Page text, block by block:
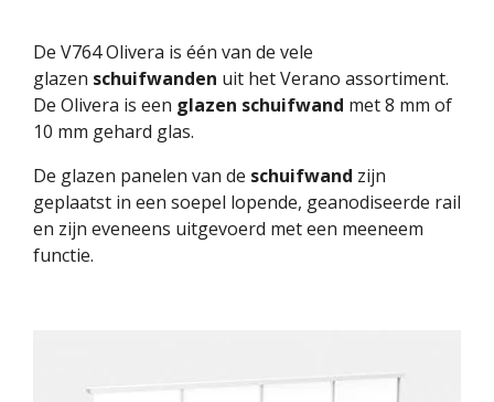
De V764 Olivera is één van de vele
glazen schuifwanden uit het Verano assortiment.
De Olivera is een glazen schuifwand met 8 mm of
10 mm gehard glas.
De glazen panelen van de schuifwand zijn
geplaatst in een soepel lopende, geanodiseerde rail
en zijn eveneens uitgevoerd met een meeneem
functie.